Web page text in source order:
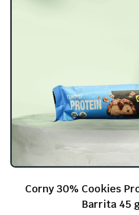
Corny 30% Cookies
Barrita 45